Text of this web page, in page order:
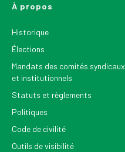
À propos
Historique
Élections
Mandats des comités syndicaux
et institutionnels
Statuts et règlements
Politiques
Code de civilité
Outils de visibilité